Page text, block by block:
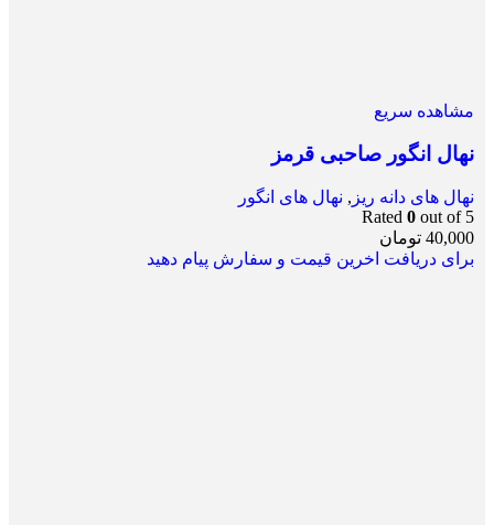
مشاهده سریع
نهال انگور صاحبی قرمز
نهال های دانه ریز , نهال های انگور
Rated 0 out of 5
40,000 تومان
برای دریافت اخرین قیمت و سفارش پیام دهید